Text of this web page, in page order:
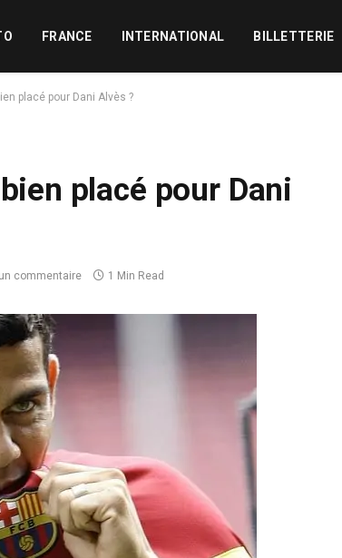
FRANCE INTERNATIONAL BILLETTERIE
placé pour Dani Alvès ?
placé pour Dani
commentaire 1 Min Read